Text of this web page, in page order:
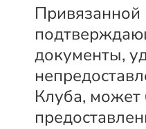
Привязанной
документы,
Клуба,